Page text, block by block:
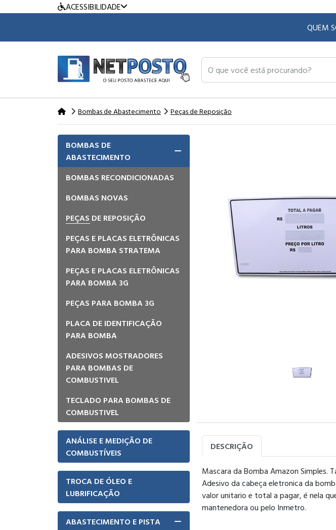
ACESSIBILIDADE
QUEM
O que você está procurando?
Bombas de Abastecimento Peças de Reposição
BOMBAS DE
ABASTECIMENTO
BOMBAS RECONDICIONADAS
BOMBAS NOVAS
PEÇAS DE REPOSIÇÃO
PEÇAS E PLACAS ELETRÔNICAS
PARA BOMBA STRATEMA
PEÇAS E PLACAS ELETRÔNICAS
PARA BOMBA 3G
PEÇAS PARA BOMBA 3G
PLACA DE IDENTIFICAÇÃO
PARA BOMBA
ADESIVOS MOSTRADORES
PARA BOMBAS DE
COMBUSTIVEL
TECLADO PARA BOMBAS DE
COMBUSTIVEL
ANÁLISE E MEDIÇÃO DE
COMBUSTÍVEIS
TROCA DE ÓLEO E
LUBRIFICAÇÃO
ABASTECIMENTO E PISTA
DESCRIÇÃO
Mascara da Bomba Amazon Simples.
Adesivo da cabeça eletronica da
valor unitario e total a pagar, é nela
mantenedora ou pelo Inmetro.